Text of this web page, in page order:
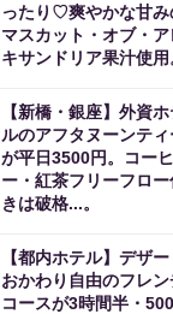
ったり♡爽やかな甘み
マスカット・オブ・ア
キサンドリア果汁使用
【新橋・銀座】外資
ルのアフタヌーンティ
が平日3500円。コーヒ
ー・紅茶フリーフロー
きは破格...。
【都内ホテル】デザー
おかわり自由のフレン
コースが3時間半・